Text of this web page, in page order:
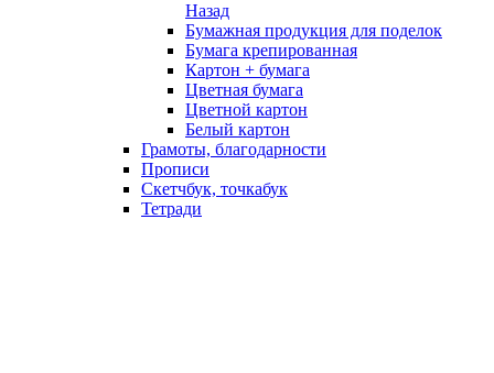
Назад
Бумажная продукция для поделок
Бумага крепированная
Картон + бумага
Цветная бумага
Цветной картон
Белый картон
Грамоты, благодарности
Прописи
Скетчбук, точкабук
Тетради